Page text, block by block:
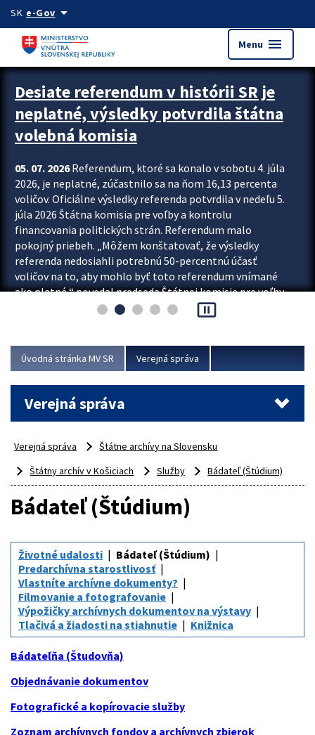
Preskocit na hlavný obsah
SK e-Govarrow_drop_down
Menu menu
Zastavit automatický posun upútavok
Desiate referendum v histórii SR je
neplatné, výsledky potvrdila štátna
volebná komisia
05. 07. 2026Referendum, ktoré sa konalo v sobotu 4. júla
2026, je neplatné, zúčastnilo sa na ňom 16,13 percenta
voličov. Oficiálne výsledky referenda potvrdila v nedeľu 5.
júla 2026 Štátna komisia pre voľby a kontrolu
financovania politických strán. Referendum malo
pokojný priebeh. „Môžem konštatovať, že výsledky
referenda nedosiahli potrebnú 50-percentnú účasť
voličov na to, aby mohlo byť toto referendum vnímané
ako platné,“ povedal predseda Štátnej komisie pre voľby
a kontrolu financovania politických...
pause_presentation
Úvodná stránka MV SR Verejná správa
Verejná správa
Verejná správa
Štátne archívy na Slovensku
Štátny archív v Košiciach
Služby Bádateľ (Štúdium)
Bádateľ (Štúdium)
Životné udalosti
Bádateľ (Štúdium)
Predarchívna starostlivosť
Vlastníte archívne dokumenty?
Filmovanie a fotografovanie
Výpožičky archívnych dokumentov na výstavy
Tlačivá a žiadosti na stiahnutie
Knižnica
Bádateľňa (Študovňa)
Objednávanie dokumentov
Fotografické a kopírovacie služby
Zoznam archívnych fondov a archívnych zbierok